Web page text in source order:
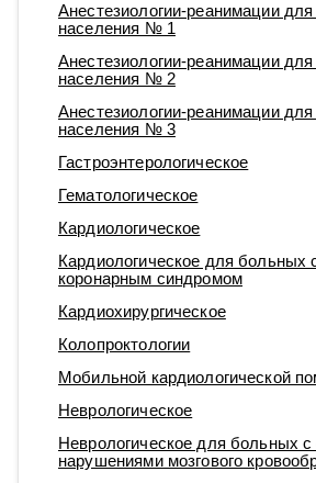
Анестезиологии-реанимации для
населения № 1
Анестезиологии-реанимации для
населения № 2
Анестезиологии-реанимации для
населения № 3
Гастроэнтерологическое
Гематологическое
Кардиологическое
Кардиологическое для больных
коронарным синдромом
Кардиохирургическое
Колопроктологии
Мобильной кардиологической
Неврологическое
Неврологическое для больных
нарушениями мозгового